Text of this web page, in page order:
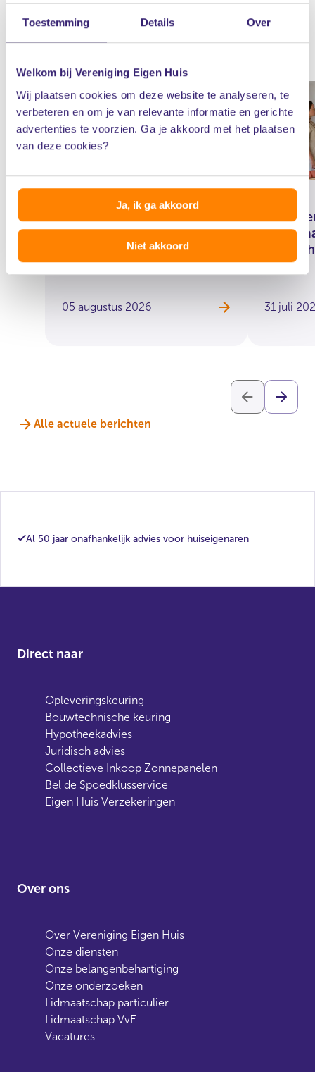
Toestemming Details Over
Welkom bij Vereniging Eigen Huis
Wij plaatsen cookies om deze website te analyseren, te
verbeteren en om je van relevante informatie en gerichte
advertenties te voorzien. Ga je akkoord met het plaatsen
van deze cookies?
Ja, ik ga akkoord
Niet akkoord
Nieuws
Meldpunt voor agressieve
en misleidende verkoop bij
verduurzaming
05 augustus 2026
moet
31 juli
Alle actuele berichten
Al 50 jaar onafhankelijk advies voor huiseigenaren
Direct naar
Opleveringskeuring
Bouwtechnische keuring
Hypotheekadvies
Juridisch advies
Collectieve Inkoop Zonnepanelen
Bel de Spoedklusservice
Eigen Huis Verzekeringen
Over ons
Over Vereniging Eigen Huis
Onze diensten
Onze belangenbehartiging
Onze onderzoeken
Lidmaatschap particulier
Lidmaatschap VvE
Vacatures